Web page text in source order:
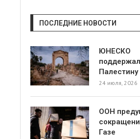
ПОСЛЕДНИЕ НОВОСТИ
ЮНЕСКО
24 июля, 2026
ООН
Газе